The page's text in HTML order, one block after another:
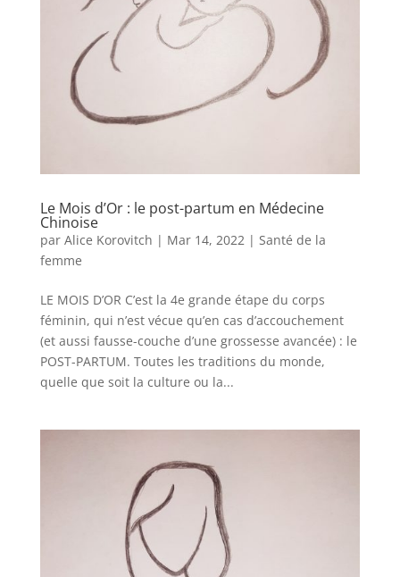
Le Mois d’Or : le post-partum en Médecine
Chinoise
par Alice Korovitch | Mar 14, 2022| Santé de la
femme
LE MOIS D’OR C’est la 4e grande étape du corps
féminin, qui n’est vécue qu’en cas d’accouchement
(et aussi fausse-couche d’une grossesse avancée) : le
POST-PARTUM. Toutes les traditions du monde,
quelle que soit la culture ou la...